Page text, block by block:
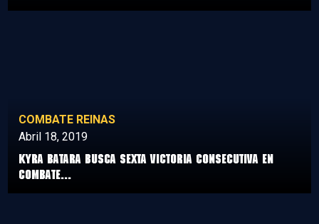
COMBATE REINAS
Abril 18, 2019
Kyra Batara busca sexta victoria consecutiva en
Combate...